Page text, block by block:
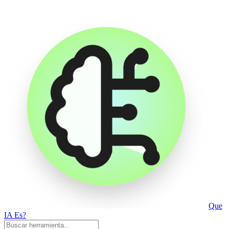
Que
IA Es?